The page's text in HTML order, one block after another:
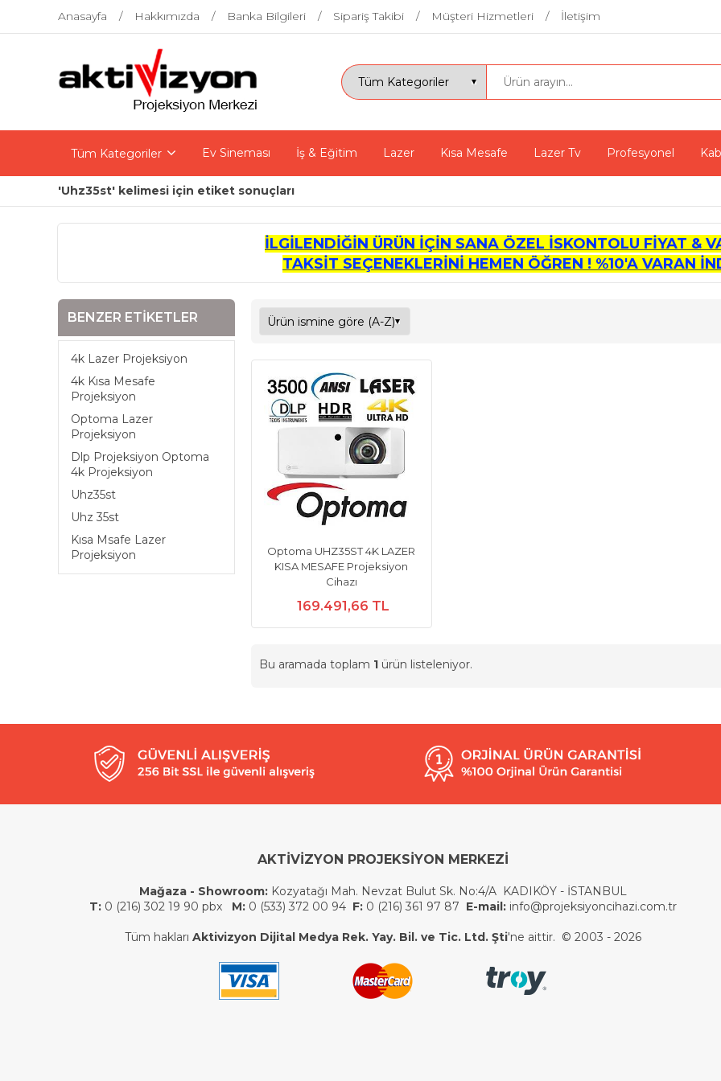
Anasayfa Hakkımızda Banka Bilgileri Sipariş Takibi Müşteri Hizmetleri İletişim
Tüm Kategoriler Ev Sineması İş & Eğitim Lazer Kısa Mesafe Lazer Tv Profesyonel
'Uhz35st' kelimesi için etiket sonuçları
İLGİLENDİĞİN ÜRÜN İÇİN SANA ÖZEL İSKONTOLU FİYAT &
TAKSİT SEÇENEKLERİNİ HEMEN ÖĞREN ! %10'A VARAN
BENZER ETIKETLER
4k Lazer Projeksiyon
4k Kısa Mesafe
Projeksiyon
Optoma Lazer
Projeksiyon
Dlp Projeksiyon Optoma
4k Projeksiyon
Uhz35st
Uhz 35st
Kısa Msafe Lazer
Projeksiyon
Optoma UHZ35ST 4K LAZER
KISA MESAFE Projeksiyon
Cihazı
169.491,66 TL
Bu aramada toplam 1 ürün listeleniyor.
AKTİVİZYON PROJEKSİYON MERKEZİ
Mağaza - Showroom:Kozyatağı Mah. Nevzat Bulut Sk. No:4/A KADIKÖY - İSTANBUL
T:0 (216) 302 19 90 pbx M:0 (533) 372 00 94 F:0 (216) 361 97 87 E-mail:info@projeksiyoncihazi.com.tr
Tüm hakları Aktivizyon Dijital Medya Rek. Yay. Bil. ve Tic. Ltd. Şti'ne aittir. © 2003 - 2026